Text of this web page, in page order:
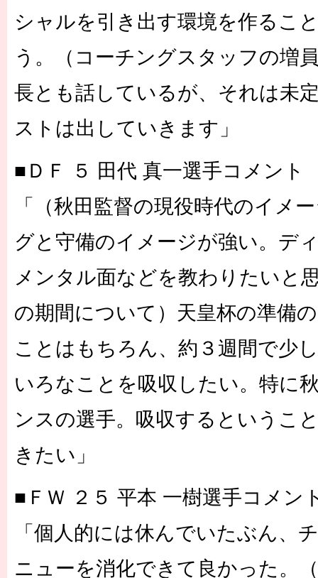
シャルを引き出す環境を作るこ
う。（コーチングスタッフの増
長とも話しているが、それは未
ストは出していきます」
■ＤＦ ５ 田代 真一選手コメント
「（秋田監督の現役時代のイメ
グと守備のイメージが強い。デ
メンタル面などを教わりたいと
の期間について）天皇杯の準備
ことはもちろん、約３週間で少
いろなことを吸収したい。特に
ンスの選手。吸収するというこ
きたい」
■ＦＷ ２５ 平本 一樹選手コメン
「個人的には休んでいたぶん、
ニューを消化できて良かった。